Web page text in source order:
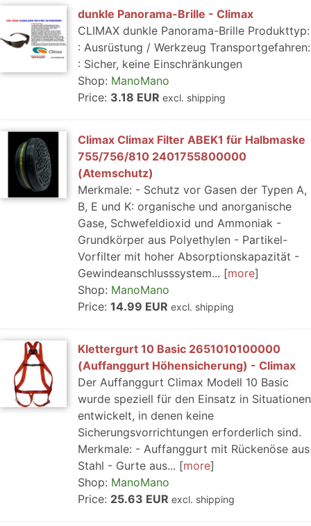
dunkle Panorama-Brille - Climax
CLIMAX dunkle Panorama-Brille Produkttyp:
: Ausrüstung / Werkzeug Transportgefahren:
: Sicher, keine Einschränkungen
Shop: ManoMano
Price: 3.18 EUR excl. shipping
Climax Climax Filter ABEK1 für Halbmaske
755/756/810 2401755800000
(Atemschutz)
Merkmale: - Schutz vor Gasen der Typen A,
B, E und K: organische und anorganische
Gase, Schwefeldioxid und Ammoniak -
Grundkörper aus Polyethylen - Partikel-
Vorfilter mit hoher Absorptionskapazität -
Gewindeanschlusssystem...
more
Shop: ManoMano
Price: 14.99 EUR excl. shipping
Klettergurt 10 Basic 2651010100000
(Auffanggurt Höhensicherung) - Climax
Der Auffanggurt Climax Modell 10 Basic
wurde speziell für den Einsatz in Situationen
entwickelt, in denen keine
Sicherungsvorrichtungen erforderlich sind.
Merkmale: - Auffanggurt mit Rückenöse aus
Stahl - Gurte aus...
more
Shop: ManoMano
Price: 25.63 EUR excl. shipping